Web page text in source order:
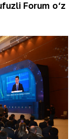
Forum o‘z